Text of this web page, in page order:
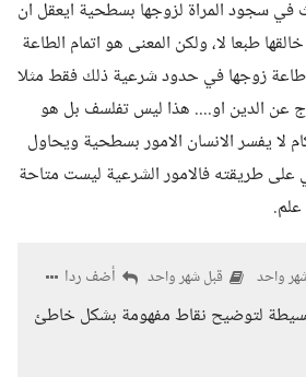
في سجود المراة لزوجها بسطحية ايعقل ان
طبعا لا، ولكن المعنى هو اتمام الطاعة
زوجها في حدود شرعية ذلك فقط مثلا
عن الدين او.... هذا ليس تفلسف بل هو
لا يفسر الانسان الامور بسطحية ويحاول
على طريقته فالامور الشرعية ليست متاحة
واحد قبل شهر واحد أضف ردا
لتوضيح نقاط مفهومة بشكل خاطئ